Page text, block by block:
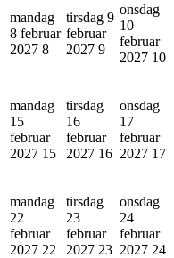
mandag
8 februar
2027 8
tirsdag 9
februar
2027 9
onsdag
10
februar
2027 10
mandag
15
februar
2027 15
tirsdag
16
februar
2027 16
onsdag
17
februar
2027 17
mandag
22
februar
2027 22
tirsdag
23
februar
2027 23
onsdag
24
februar
2027 24